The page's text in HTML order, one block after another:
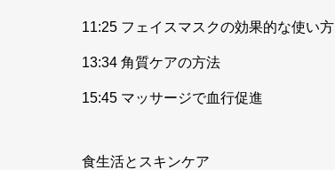
11:25 フェイスマスクの効果的な使い方
13:34 角質ケアの方法
15:45 マッサージで血行促進
食生活とスキンケア